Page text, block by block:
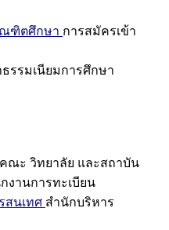
ณฑิตศึกษา การสมัครเข้า
ธรรมเนียมการศึกษา
คณะ วิทยาลัย และสถาบัน
งานการทะเบียน
สนเทศ สำนักบริหาร